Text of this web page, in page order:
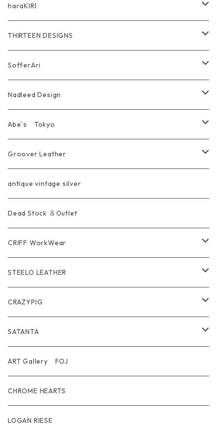
Other
pierce earring
Bracelet
Other＆Wallet
Pierce
Chain
RidersJacket Leather
Bag & Wallet
wear
Pendant
Necklace & BoloTie
Bracelet＆Bangle
Other＆Knife
KeyChain&WalletChain
Chain
指飾り Ring
首飾り Pendant
耳飾り Pierce Earring
腕飾り Bracelet
haraKIRI
GODZILLA ゴジラ
Marusan Toy GODZILLA Sofubi
EVANGELION エヴァンゲリオン
Ring
Pendant
Bracelet&Bangle
WalletChain
THIRTEEN DESIGNS
Wallet
WalletChain
KeyChain
BRACELET
Ring
Pendant
Pierce
Wear
Belt
SofferAri
Wallet&Wallet Chain
Bag
Other
Belt Strap
Buckle
Ring
Bracelet
Pendant
Nadleed Design
Ring
Pendant
Abe`s Tokyo
Ring
Groover Leather
Wallet
LongWallet
Bag
Other Belt
antique vintage silver
Dead Stock ＆Outlet
CRIFF WorkWear
Outer / アウター
Inner / Tops / トップス・インナー
T-shirt / Tシャツ
Pants / パンツ
CAP / キャップ
GOODS / 小物
STEELO LEATHER
Wallet
Pouch Bag
CAP
Other
Denim
CRAZYPIG
Ring
Pendant
Bracelet
Wallet&Other
SATANTA
Wallet
Necklace
Limited
ART Gallery FOJ
CHROME HEARTS
LOGAN RIESE